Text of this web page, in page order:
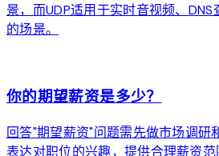
景，而UDP适用于实时音视频、
的场景。
你的期望薪资是多少？
回答"期望薪资"问题需先做市场调研
表达对职位的兴趣，提供合理薪资